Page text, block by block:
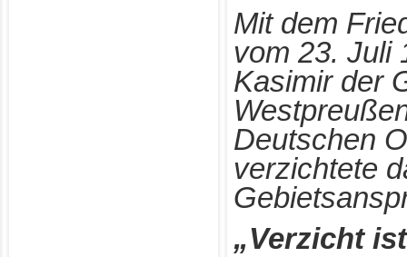
Mit dem
vom 23. Juli
Kasimir der
Deutschen
verzichtete
„Verzicht